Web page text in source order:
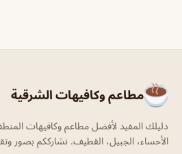
مطاعم وكافيهات الشرقية
دليلك المفيد لأفضل مطاعم وكافيهات
الأحساء، الجبيل، القطيف. نشارككم بصور